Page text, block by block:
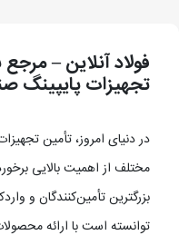
فولاد آنلاین –
تجهیزات پایپینگ
در دنیای امروز، تأمین
مختلف از اهمیت بالایی
بزرگترین تأمین‌کنندگان و
توانسته است با ارائه